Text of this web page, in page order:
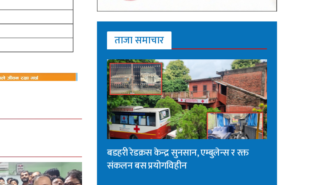
ताजा समाचार
बडहरी रेडक्रस केन्द्र सुनसान, एम्बुलेन्स र रक्त
संकलन बस प्रयोगविहीन